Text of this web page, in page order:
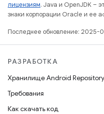
лицензиям. Java и OpenJDK –
знаки корпорации Oracle и ее
Последнее обновление: 2025-
РАЗРАБОТКА
Хранилище Android Repository
Требования
Как скачать код